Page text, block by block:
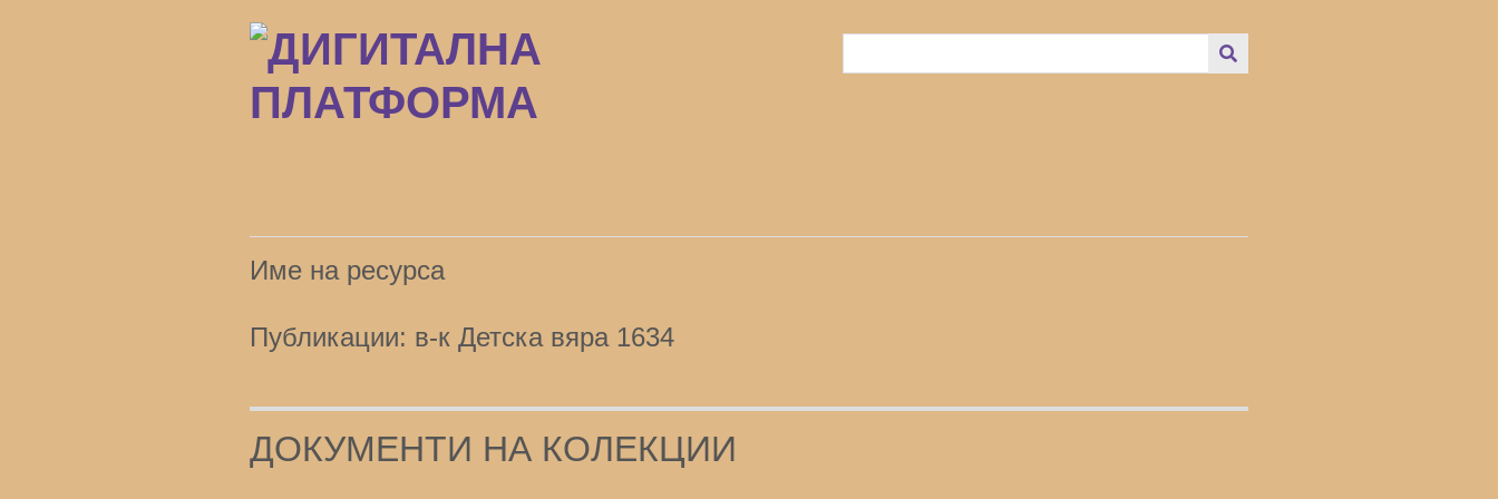
Име на ресурса
Публикации: в-к Детска вяра 1634
ДОКУМЕНТИ НА КОЛЕКЦИИ